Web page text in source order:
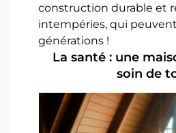
construction durable et
intempéries, qui
générations !
La santé : une
soin de